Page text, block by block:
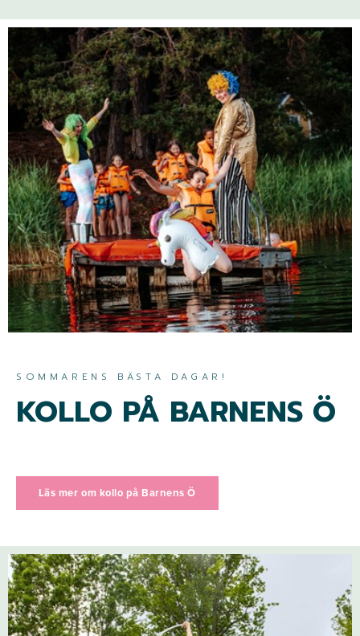
SOMMARENS BÄSTA DAGAR!
KOLLO PÅ BARNENS Ö
Läs mer om kollo på Barnens Ö